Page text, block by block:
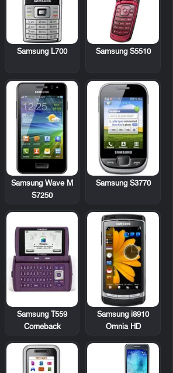
Samsung S5510
Samsung L700
Samsung S3770
Samsung Wave M
S7250
Samsung i8910
Omnia HD
Samsung T559
Comeback